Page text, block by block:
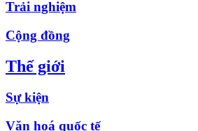
Trải nghiệm
Cộng đồng
Thế giới
Sự kiện
Văn hoá quốc tế